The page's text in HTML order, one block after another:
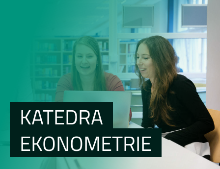
KATEDRA
EKONOMETRIE